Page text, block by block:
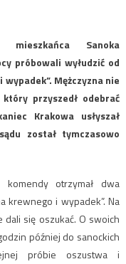
mieszkańca Sanoka
próbowali wyłudzić od
Mężczyzna nie
przyszedł odebrać
Krakowa usłyszał
został tymczasowo
otrzymał dwa
krewnego i wypadek”. Na
się oszukać. O swoich
później do sanockich
próbie oszustwa i